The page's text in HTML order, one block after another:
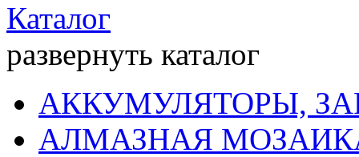
Каталог
развернуть каталог
АККУМУЛЯТОРЫ,
АЛМАЗНАЯ